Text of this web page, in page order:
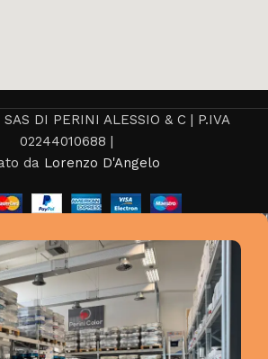
DI PERINI ALESSIO & C | P.IVA
02244010688 |
da Lorenzo D'Angelo